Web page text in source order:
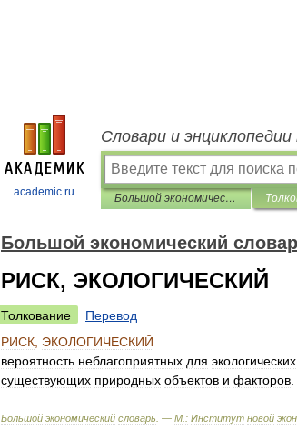
academic.ru
Словари и
Большой экономический словарь
Большой экономический
РИСК, ЭКОЛОГИЧЕСКИЙ
Толкование
Перевод
РИСК ЭКОЛОГИЧЕСКИЙ
вероятность неблагоприятных для экологических
существующих природных объектов и факторов
Большой экономический словарь . — М : Институт новой